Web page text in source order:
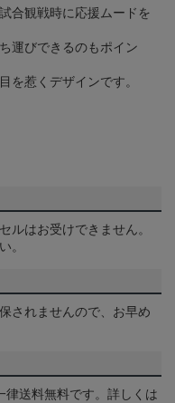
合観戦時に応援ムードを
運びできるのもポイン
を惹くデザインです。
ルはお受けできません。
。
されませんので、お早め
送料無料です。詳しくは